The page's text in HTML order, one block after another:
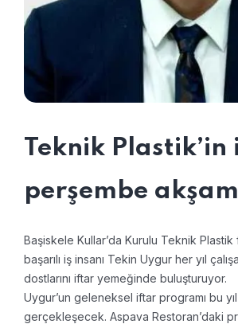
Teknik Plastik’in
perşembe
Başiskele Kullar’da Kurulu Teknik Plastik
başarılı iş insanı Tekin Uygur her yıl
dostlarını iftar yemeğinde buluşturuyor.
Uygur’un geleneksel iftar programı bu
gerçekleşecek. Aspava Restoran’daki